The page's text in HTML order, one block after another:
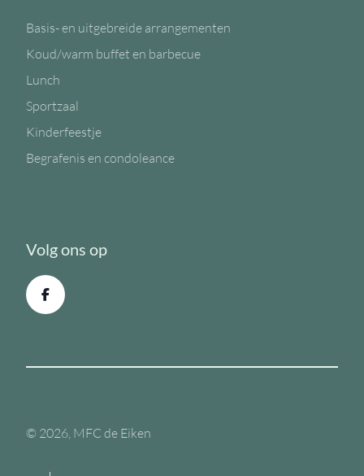
Basis- en uitgebreide arrangementen
Koud/warm buffet en barbecue
Lunch
Sportzaal
Kinderfeestje
Begrafenis en condoleance
Volg ons op
© 2026, MFC de Eiken